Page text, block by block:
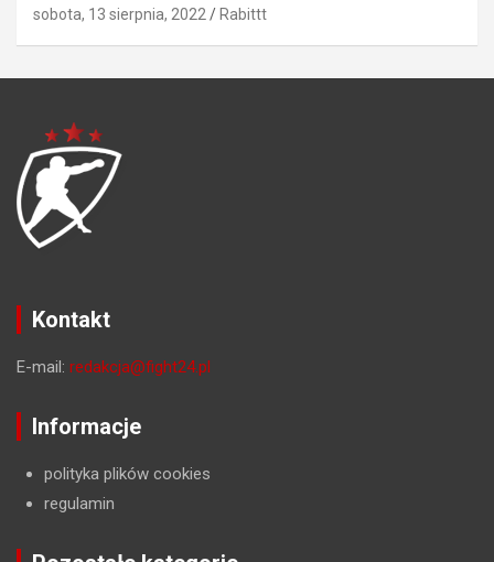
sobota, 13 sierpnia, 2022 Rabittt
Kontakt
E-mail: redakcja@fight24.pl
Informacje
polityka plików cookies
regulamin